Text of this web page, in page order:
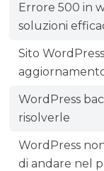
Errore 500 in
soluzioni
Sito
WordPress
risolverle
WordPress
di andare nel